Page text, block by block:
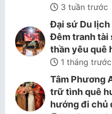
3 tuần trước
Đại sứ Du lịch
Đêm tranh tài
thần yêu quê
1 tháng trước
Tâm Phương
trữ tình quê
hướng đi chủ